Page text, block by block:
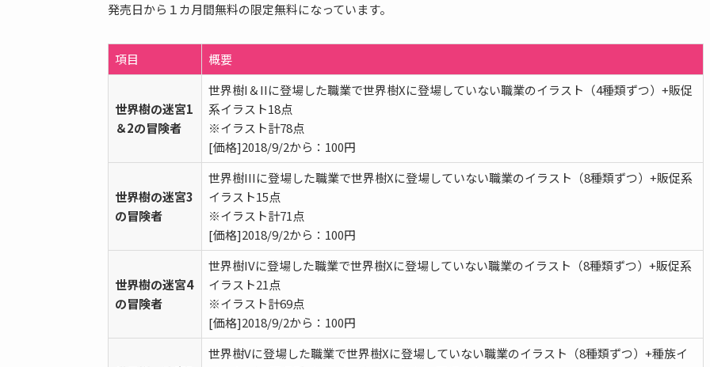
発売日から１カ月間無料の限定無料になっています。
項目 概要
世界樹の迷宮1
＆2の冒険者
世界樹I＆IIに登場した職業で世界樹Xに登場していない職業のイラスト（4種類ずつ）+販促
系イラスト18点
※イラスト計78点
[価格]2018/9/2から：100円
世界樹の迷宮3
の冒険者
世界樹IIIに登場した職業で世界樹Xに登場していない職業のイラスト（8種類ずつ）+販促系
イラスト15点
※イラスト計71点
[価格]2018/9/2から：100円
世界樹の迷宮4
の冒険者
世界樹IVに登場した職業で世界樹Xに登場していない職業のイラスト（8種類ずつ）+販促系
イラスト21点
※イラスト計69点
[価格]2018/9/2から：100円
世界樹Vに登場した職業で世界樹Xに登場していない職業のイラスト（8種類ずつ）+種族イ